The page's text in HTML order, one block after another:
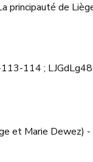
principauté de
114 ;
et Marie Dewez) -